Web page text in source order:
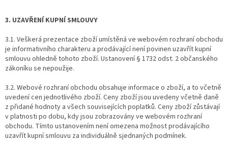
3. UZAVŘENÍ KUPNÍ SMLOUVY
3.1. Veškerá prezentace zboží umístěná ve webovém rozhraní obchodu
je informativního charakteru a prodávající není povinen uzavřít kupní
smlouvu ohledně tohoto zboží. Ustanovení § 1732 odst. 2 občanského
zákoníku se nepoužije.
3.2. Webové rozhraní obchodu obsahuje informace o zboží, a to včetně
uvedení cen jednotlivého zboží. Ceny zboží jsou uvedeny včetně daně
z přidané hodnoty a všech souvisejících poplatků. Ceny zboží zůstávají
v platnosti po dobu, kdy jsou zobrazovány ve webovém rozhraní
obchodu. Tímto ustanovením není omezena možnost prodávajícího
uzavřít kupní smlouvu za individuálně sjednaných podmínek.